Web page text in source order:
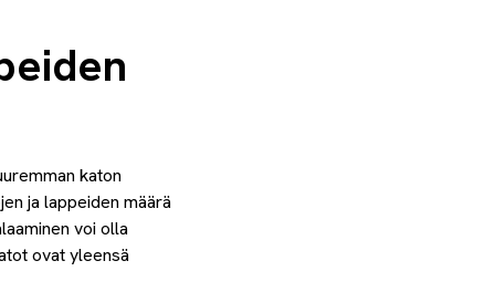
katon
ja lappeiden määrä
voi olla
ovat yleensä